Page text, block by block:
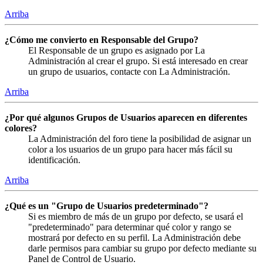
Arriba
¿Cómo me convierto en Responsable del Grupo?
El Responsable de un grupo es asignado por La
Administración al crear el grupo. Si está interesado en crear
un grupo de usuarios, contacte con La Administración.
Arriba
¿Por qué algunos Grupos de Usuarios aparecen en diferentes
colores?
La Administración del foro tiene la posibilidad de asignar un
color a los usuarios de un grupo para hacer más fácil su
identificación.
Arriba
¿Qué es un "Grupo de Usuarios predeterminado"?
Si es miembro de más de un grupo por defecto, se usará el
"predeterminado" para determinar qué color y rango se
mostrará por defecto en su perfil. La Administración debe
darle permisos para cambiar su grupo por defecto mediante su
Panel de Control de Usuario.